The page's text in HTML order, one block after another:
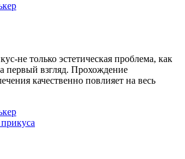
не только эстетическая проблема, как
первый взгляд. Прохождение
качественно повлияет на весь